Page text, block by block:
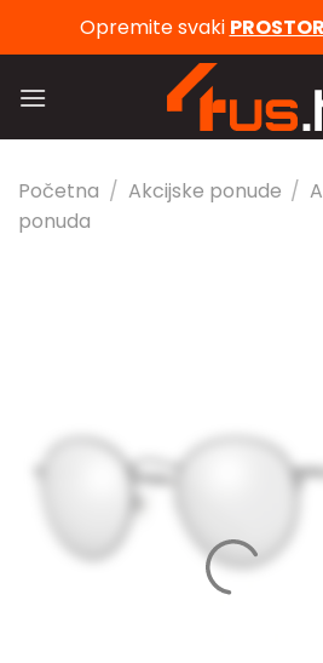
Opremite svaki PROSTOR
Početna / Akcijske ponude /
ponuda